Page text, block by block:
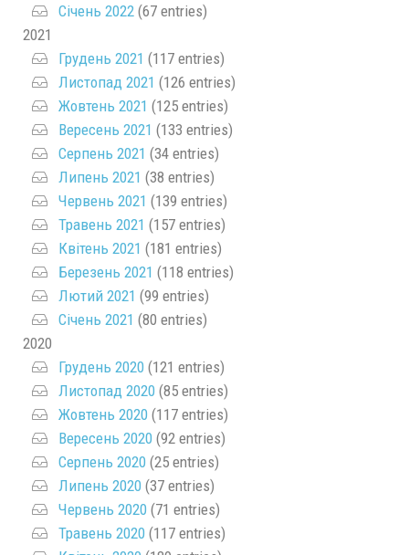
Січень 2022 (67 entries)
2021
Грудень 2021 (117 entries)
Листопад 2021 (126 entries)
Жовтень 2021 (125 entries)
Вересень 2021 (133 entries)
Серпень 2021 (34 entries)
Липень 2021 (38 entries)
Червень 2021 (139 entries)
Травень 2021 (157 entries)
Квітень 2021 (181 entries)
Березень 2021 (118 entries)
Лютий 2021 (99 entries)
Січень 2021 (80 entries)
2020
Грудень 2020 (121 entries)
Листопад 2020 (85 entries)
Жовтень 2020 (117 entries)
Вересень 2020 (92 entries)
Серпень 2020 (25 entries)
Липень 2020 (37 entries)
Червень 2020 (71 entries)
Травень 2020 (117 entries)